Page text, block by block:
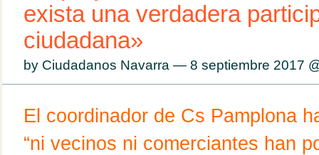
exista una verdadera
ciudadana»
by Ciudadanos Navarra — 8 septiembre 2017
El coordinador de Cs Pamplona
“ni vecinos ni comerciantes han